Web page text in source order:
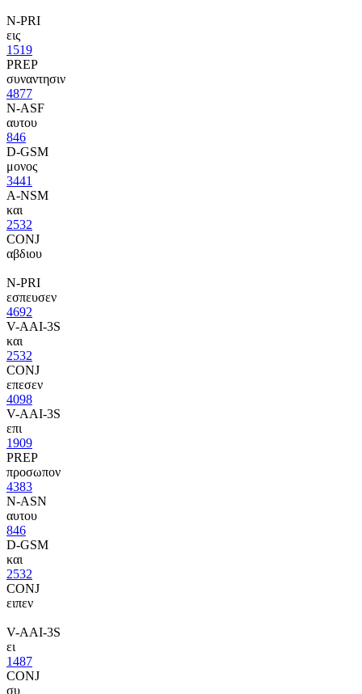
N-PRI
εις
1519
PREP
συναντησιν
4877
N-ASF
αυτου
846
D-GSM
μονος
3441
A-NSM
και
2532
CONJ
αβδιου
N-PRI
εσπευσεν
4692
V-AAI-3S
και
2532
CONJ
επεσεν
4098
V-AAI-3S
επι
1909
PREP
προσωπον
4383
N-ASN
αυτου
846
D-GSM
και
2532
CONJ
ειπεν
V-AAI-3S
ει
1487
CONJ
συ